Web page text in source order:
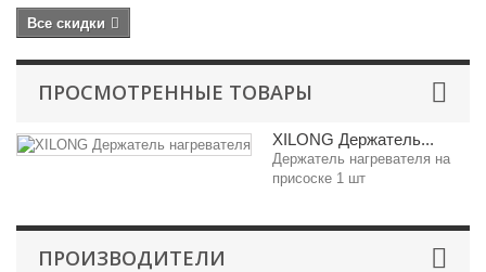
Все скидки
ПРОСМОТРЕННЫЕ ТОВАРЫ
XILONG Держатель...
Держатель нагревателя на
присоске 1 шт
ПРОИЗВОДИТЕЛИ